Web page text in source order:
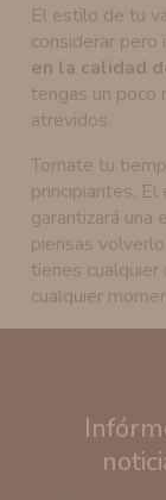
El estilo de tu
considerar pero
en la calidad
tengas un poco
atrevidos.
Tomate tu
principiantes.
garantizará una
piensas
tienes cualquier
cualquier